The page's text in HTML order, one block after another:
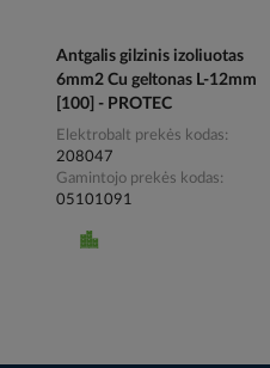
Antgalis gilzinis izoliuotas
6mm2 Cu geltonas L-12mm
[100] - PROTEC
Elektrobalt prekės kodas
208047
Gamintojo prekės kodas
05101091